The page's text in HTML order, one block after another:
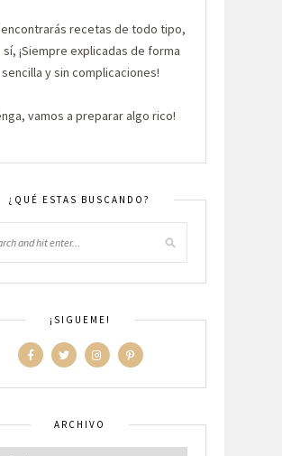
encontrarás recetas de todo tipo,
¡Siempre explicadas de forma
sencilla y sin complicaciones!
vamos a preparar algo rico!
¿QUÉ ESTAS BUSCANDO?
¡SIGUEME!
ARCHIVO